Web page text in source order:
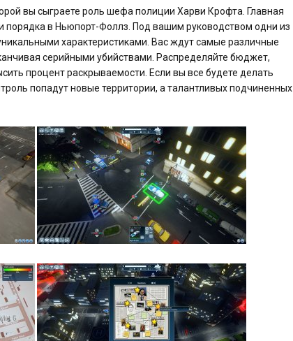
вы сыграете роль шефа полиции Харви Крофта. Главная
в Ньюпорт-Фоллз. Под вашим руководством одни из
характеристиками. Вас ждут самые различные
серийными убийствами. Распределяйте бюджет,
процент раскрываемости. Если вы все будете делать
попадут новые территории, а талантливых подчиненных